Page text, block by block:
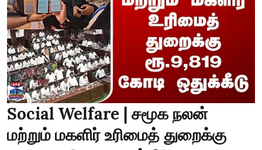
Social Welfare | சமூக நலன்
மற்றும் மகளிர் உரிமைத் துறைக்கு